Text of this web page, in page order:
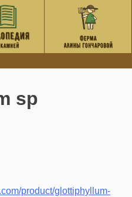
sp
product/glottiphyllum-